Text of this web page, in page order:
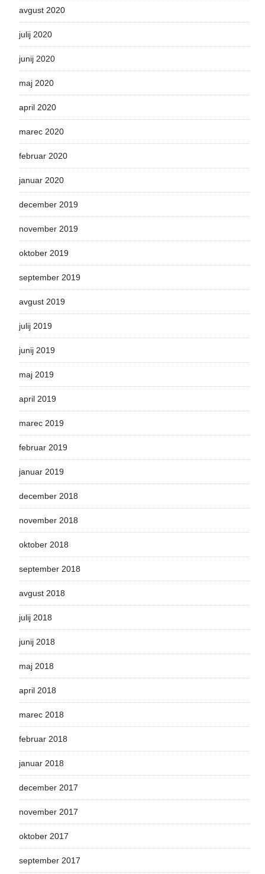
avgust 2020
julij 2020
junij 2020
maj 2020
april 2020
marec 2020
februar 2020
januar 2020
december 2019
november 2019
oktober 2019
september 2019
avgust 2019
julij 2019
junij 2019
maj 2019
april 2019
marec 2019
februar 2019
januar 2019
december 2018
november 2018
oktober 2018
september 2018
avgust 2018
julij 2018
junij 2018
maj 2018
april 2018
marec 2018
februar 2018
januar 2018
december 2017
november 2017
oktober 2017
september 2017